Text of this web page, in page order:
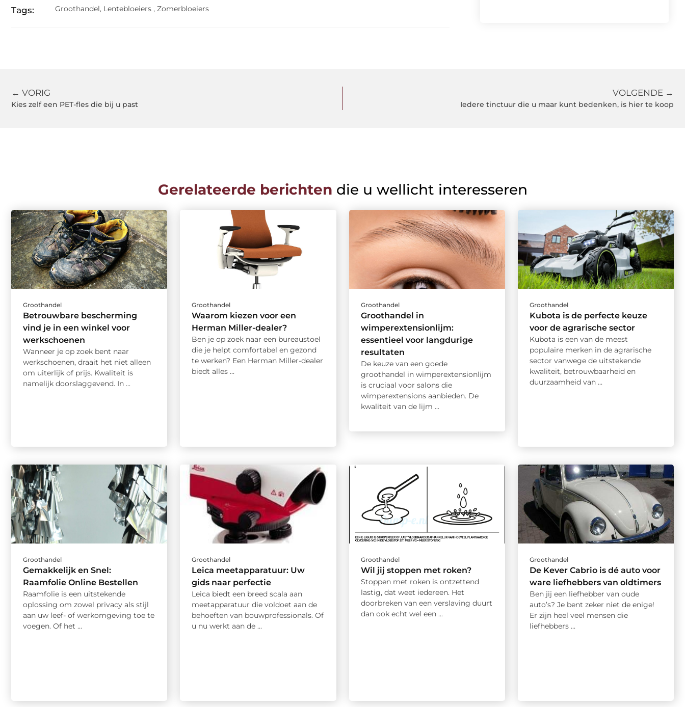
Tags: Groothandel, Lentebloeiers , Zomerbloeiers
← VORIG
Kies zelf een PET-fles die bij u past
VOLGENDE →
Iedere tinctuur die u maar kunt bedenken, is hier te koop
Gerelateerde berichten die u wellicht interesseren
Groothandel
Betrouwbare bescherming
vind je in een winkel voor
werkschoenen
Wanneer je op zoek bent naar
werkschoenen, draait het niet alleen
om uiterlijk of prijs. Kwaliteit is
namelijk doorslaggevend. In ...
Groothandel
Waarom kiezen voor een
Herman Miller-dealer?
Ben je op zoek naar een bureaustoel
die je helpt comfortabel en gezond
te werken? Een Herman Miller-dealer
biedt alles ...
Groothandel
Groothandel in
wimperextensionlijm:
essentieel voor langdurige
resultaten
De keuze van een goede
groothandel in wimperextensionlijm
is cruciaal voor salons die
wimperextensions aanbieden. De
kwaliteit van de lijm ...
Groothandel
Kubota is de perfecte keuze
voor de agrarische sector
Kubota is een van de meest
populaire merken in de agrarische
sector vanwege de uitstekende
kwaliteit, betrouwbaarheid en
duurzaamheid van ...
Groothandel
Gemakkelijk en Snel:
Raamfolie Online Bestellen
Raamfolie is een uitstekende
oplossing om zowel privacy als stijl
aan uw leef- of werkomgeving toe te
voegen. Of het ...
Groothandel
Leica meetapparatuur: Uw
gids naar perfectie
Leica biedt een breed scala aan
meetapparatuur die voldoet aan de
behoeften van bouwprofessionals. Of
u nu werkt aan de ...
Groothandel
Wil jij stoppen met roken?
Stoppen met roken is ontzettend
lastig, dat weet iedereen. Het
doorbreken van een verslaving duurt
dan ook echt wel een ...
Groothandel
De Kever Cabrio is dé auto voor
ware liefhebbers van oldtimers
Ben jij een liefhebber van oude
auto’s? Je bent zeker niet de enige!
Er zijn heel veel mensen die
liefhebbers ...